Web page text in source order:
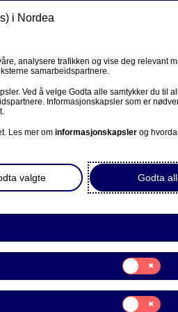
Nyheter & innsikt
i Nordea
analysere trafikken og vise deg relevant
samarbeidspartnere.
Ved å velge Godta alle samtykker du til
Informasjonskapsler som er
Les mer om informasjonskapsler og
Godta
valgte
Samtykke
til:
Statistikk
Samtykke